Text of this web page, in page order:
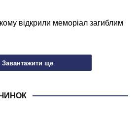
відкрили меморіал загиблим
Завантажити ще